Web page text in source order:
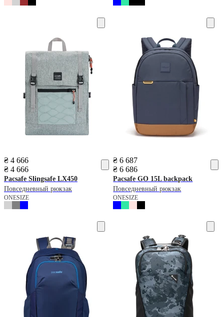
₴ 4 666
₴ 4 666
Pacsafe Slingsafe LX450
Повседневный рюкзак
ONESIZE
₴ 6 687
₴ 6 686
Pacsafe GO 15L backpack
Повседневный рюкзак
ONESIZE